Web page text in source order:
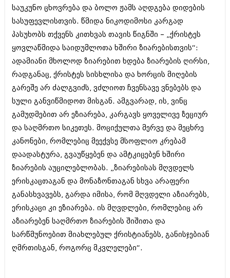
საუკუნო ცხოვრება და ბოლო ჟამს აღდგება დიდების
სასუფევლისთვის. წმიდა ნიკოდიმოსი კარგად
პასუხობს თქვენს კითხვას თავის წიგნში – „ქრისტეს
ყოვლაწმიდა საიდუმლოთა ხშირი ზიარებისთვის“:
ადამიანი მხოლოდ ზიარებით ხდება ზიარების ღირსი,
რადგანაც, ქრისტეს სისხლისა და ხორცის მიღების
გარეშე არ ძალგვიძს‚ ვძლიოთ ჩვენსავე ვნებებს და
სული განვიწმიდოთ მისგან. ამგვარად‚ ის, ვინც
გამუდმებით არ ეზიარება, კარგავს ყოველივე ზეციურ
და საღმრთო სიკეთეს. მოციქულთა მერვე და მეცხრე
კანონები, რომლებიც მეექვსე მსოფლიო კრებამ
დაადასტურა, გვაუწყებენ და ამტკიცებენ ხშირი
ზიარების აუცილებლობას. „ზიარებისას მღვდელს
ერისკაცთაგან და მონაზონთაგან სხვა არაფერი
განასხვავებს, გარდა იმისა, რომ მღვდელი აზიარებს,
ერისკაცი კი ეზიარება. ის მღვდლები, რომლებიც არ
აზიარებენ საღმრთო ზიარების შიშითა და
სარწმუნოებით მიახლებულ ქრისტიანებს, განისჯებიან
ღმრთისგან, როგორც მკვლელები“.